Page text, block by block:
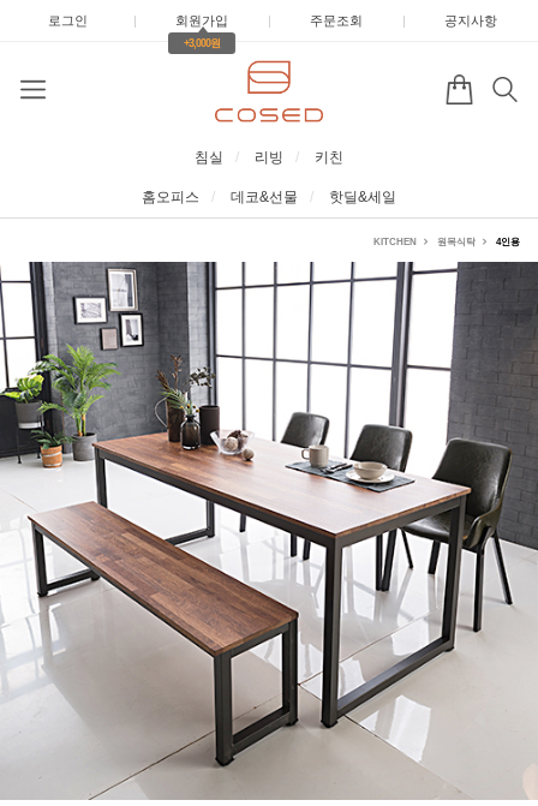
로그인 | 회원가입 |
+3,000원
주문조회 | 공지사항
침실 리빙 키친
홈오피스 데코&선물 핫딜&세일
KITCHEN 원목식탁 4인용